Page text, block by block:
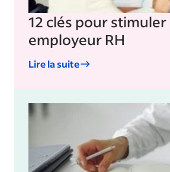
12 clés pour
employeur RH
Lire la suite